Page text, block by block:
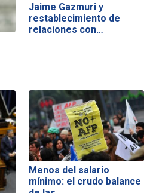
Jaime Gazmuri y
restablecimiento de
relaciones con…
Menos del salario
mínimo: el crudo balance